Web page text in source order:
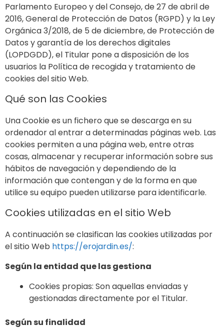
Parlamento Europeo y del Consejo, de 27 de abril de
2016, General de Protección de Datos (RGPD) y la Ley
Orgánica 3/2018, de 5 de diciembre, de Protección de
Datos y garantía de los derechos digitales
(LOPDGDD), el Titular pone a disposición de los
usuarios la Política de recogida y tratamiento de
cookies del sitio Web.
Qué son las Cookies
Una Cookie es un fichero que se descarga en su
ordenador al entrar a determinadas páginas web. Las
cookies permiten a una página web, entre otras
cosas, almacenar y recuperar información sobre sus
hábitos de navegación y dependiendo de la
información que contengan y de la forma en que
utilice su equipo pueden utilizarse para identificarle.
Cookies utilizadas en el sitio Web
A continuación se clasifican las cookies utilizadas por
el sitio Web https://erojardin.es/:
Según la entidad que las gestiona
Cookies propias: Son aquellas enviadas y
gestionadas directamente por el Titular.
Según su finalidad